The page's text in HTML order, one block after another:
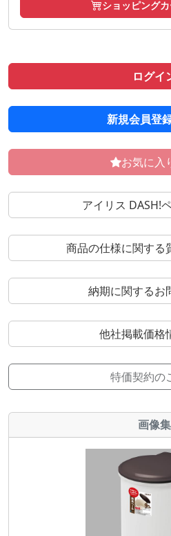
ショッピング
ログイ
新規会員登
お気に入
アイリス DASH!
商品の仕様に関する
納期に関するお
他社掲載価格
特価契約の
画像集